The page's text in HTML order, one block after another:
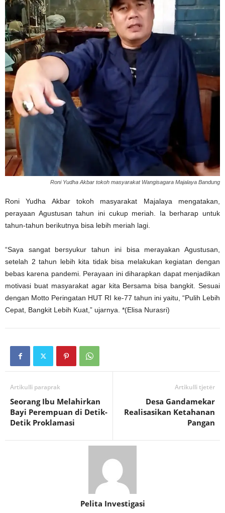
Roni Yudha Akbar tokoh masyarakat Wangisagara Majalaya Bandung
Roni Yudha Akbar tokoh masyarakat Majalaya mengatakan,
perayaan Agustusan tahun ini cukup meriah. Ia berharap untuk
tahun-tahun berikutnya bisa lebih meriah lagi.
“Saya sangat bersyukur tahun ini bisa merayakan Agustusan,
setelah 2 tahun lebih kita tidak bisa melakukan kegiatan dengan
bebas karena pandemi. Perayaan ini diharapkan dapat menjadikan
motivasi buat masyarakat agar kita Bersama bisa bangkit. Sesuai
dengan Motto Peringatan HUT RI ke-77 tahun ini yaitu, “Pulih Lebih
Cepat, Bangkit Lebih Kuat,” ujarnya. *(Elisa Nurasri)
Artikulli paraprak
Seorang Ibu Melahirkan
Bayi Perempuan di Detik-
Detik Proklamasi
Artikulli tjetër
Desa Gandamekar
Realisasikan Ketahanan
Pangan
Pelita Investigasi